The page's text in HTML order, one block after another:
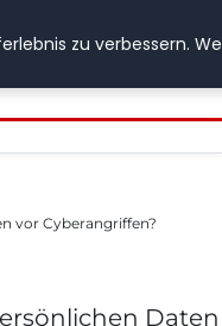
MOESE
vor Cyberangriffen?
zu verbessern.